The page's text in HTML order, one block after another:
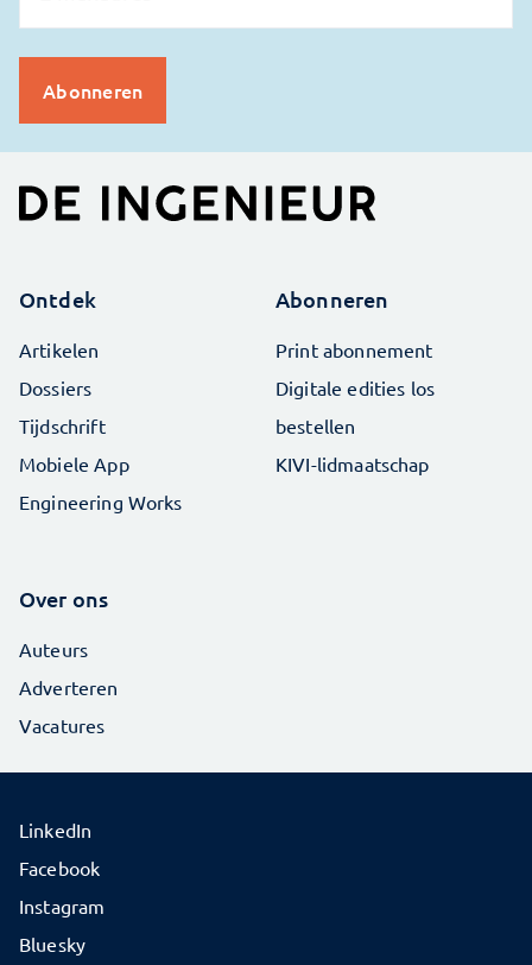
Ontdek
Artikelen
Dossiers
Tijdschrift
Mobiele App
Engineering Works
Abonneren
Print abonnement
Digitale edities los
bestellen
KIVI-lidmaatschap
Over ons
Auteurs
Adverteren
Vacatures
LinkedIn
Facebook
Instagram
Bluesky